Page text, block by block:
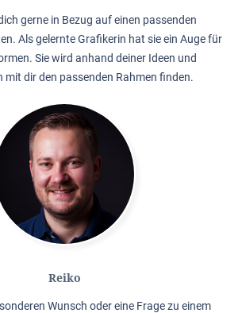
gerne in Bezug auf einen passenden
Als gelernte Grafikerin hat sie ein Auge für
Sie wird anhand deiner Ideen und
mit dir den passenden Rahmen finden.
Reiko
Wunsch oder eine Frage zu einem